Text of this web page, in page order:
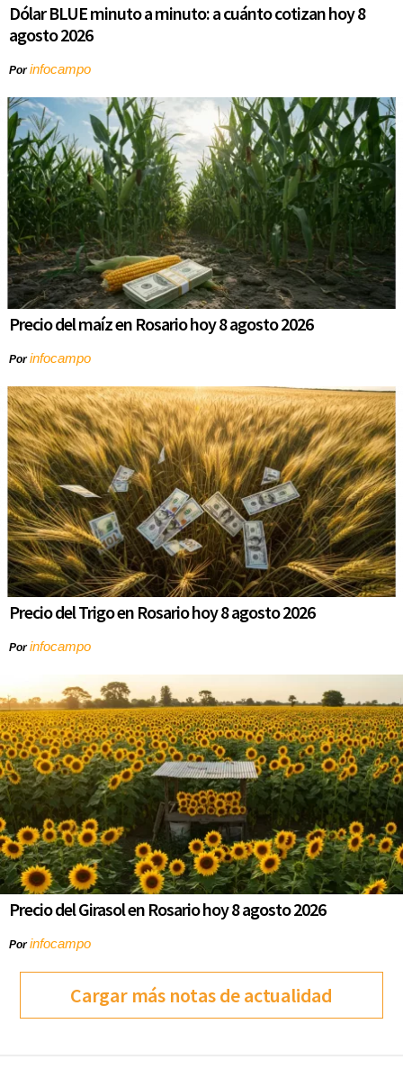
Dólar BLUE minuto a minuto: a cuánto cotizan hoy 8
agosto 2026
Porinfocampo
Precio del maíz en Rosario hoy 8 agosto 2026
Porinfocampo
Precio del Trigo en Rosario hoy 8 agosto 2026
Porinfocampo
Precio del Girasol en Rosario hoy 8 agosto 2026
Porinfocampo
Cargar más notas de actualidad